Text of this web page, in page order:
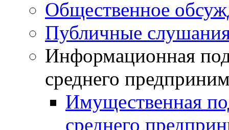
Общественное
Публичные
Информационная
среднего
Имущественная
среднего